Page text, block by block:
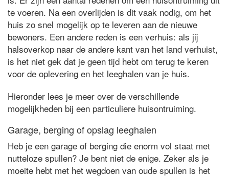
te voeren. Na een overlijden is dit vaak nodig, om het
huis zo snel mogelijk op te leveren aan de nieuwe
bewoners. Een andere reden is een verhuis: als jij
halsoverkop naar de andere kant van het land verhuist,
is het niet gek dat je geen tijd hebt om terug te keren
voor de oplevering en het leeghalen van je huis.
Hieronder lees je meer over de verschillende
mogelijkheden bij een particuliere huisontruiming.
Garage, berging of opslag leeghalen
Heb je een garage of berging die enorm vol staat met
nutteloze spullen? Je bent niet de enige. Zeker als je
moeite hebt met het wegdoen van oude spullen is het